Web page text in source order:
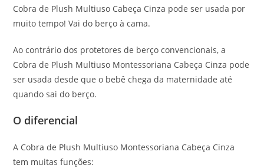
Cobra de Plush Multiuso Cabeça Cinza pode ser usada por
muito tempo! Vai do berço à cama.
Ao contrário dos protetores de berço convencionais, a
Cobra de Plush Multiuso Montessoriana Cabeça Cinza pode
ser usada desde que o bebê chega da maternidade até
quando sai do berço.
O diferencial
A Cobra de Plush Multiuso Montessoriana Cabeça Cinza
tem muitas funções: